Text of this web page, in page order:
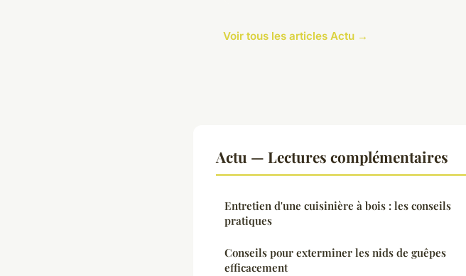
Voir tous les articles Actu →
Actu — Lectures complémentaires
Entretien d'une cuisinière à bois : les conseils
pratiques
Conseils pour exterminer les nids de guêpes
efficacement